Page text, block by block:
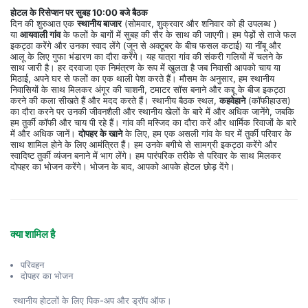
होटल के रिसेप्शन पर सुबह 10:00 बजे बैठक
दिन की शुरुआत एक स्थानीय बाजार (सोमवार, शुक्रवार और शनिवार को ही उपलब्ध )
या आयवाली गांव के फलों के बागों में सुबह की सैर के साथ की जाएगी। हम पेड़ों से ताजे फल
इकट्ठा करेंगे और उनका स्वाद लेंगे (जून से अक्टूबर के बीच फसल कटाई) या नींबू और
आलू के लिए गुफा भंडारण का दौरा करेंगे। यह यात्रा गांव की संकरी गलियों में चलने के
साथ जारी है। हर दरवाजा एक निमंत्रण के रूप में खुलता है जब निवासी आपको चाय या
मिठाई, अपने घर से फलों का एक थाली पेश करते हैं। मौसम के अनुसार, हम स्थानीय
निवासियों के साथ मिलकर अंगूर की चाशनी, टमाटर सॉस बनाने और कद्दू के बीज इकट्ठा
करने की कला सीखते हैं और मदद करते हैं। स्थानीय बैठक स्थल, कहवेहाने (कॉफीहाउस)
का दौरा करने पर उनकी जीवनशैली और स्थानीय खेलों के बारे में और अधिक जानेंगे, जबकि
हम तुर्की कॉफी और चाय पी रहे हैं। गांव की मस्जिद का दौरा करें और धार्मिक रिवाजों के बारे
में और अधिक जानें। दोपहर के खाने के लिए, हम एक असली गांव के घर में तुर्की परिवार के
साथ शामिल होने के लिए आमंत्रित हैं। हम उनके बगीचे से सामग्री इकट्ठा करेंगे और
स्वादिष्ट तुर्की व्यंजन बनाने में भाग लेंगे। हम पारंपरिक तरीके से परिवार के साथ मिलकर
दोपहर का भोजन करेंगे। भोजन के बाद, आपको आपके होटल छोड़ देंगे।
क्या शामिल है
परिवहन
दोपहर का भोजन
स्थानीय होटलों के लिए पिक-अप और ड्रॉप ऑफ।